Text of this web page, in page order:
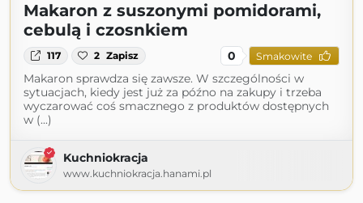
Makaron z suszonymi pomidorami,
cebulą i czosnkiem
117 2 Zapisz 0 Smakowite
Makaron sprawdza się zawsze. W szczególności w
sytuacjach, kiedy jest już za późno na zakupy i trzeba
wyczarować coś smacznego z produktów dostępnych
w (...)
Kuchniokracja
www.kuchniokracja.hanami.pl